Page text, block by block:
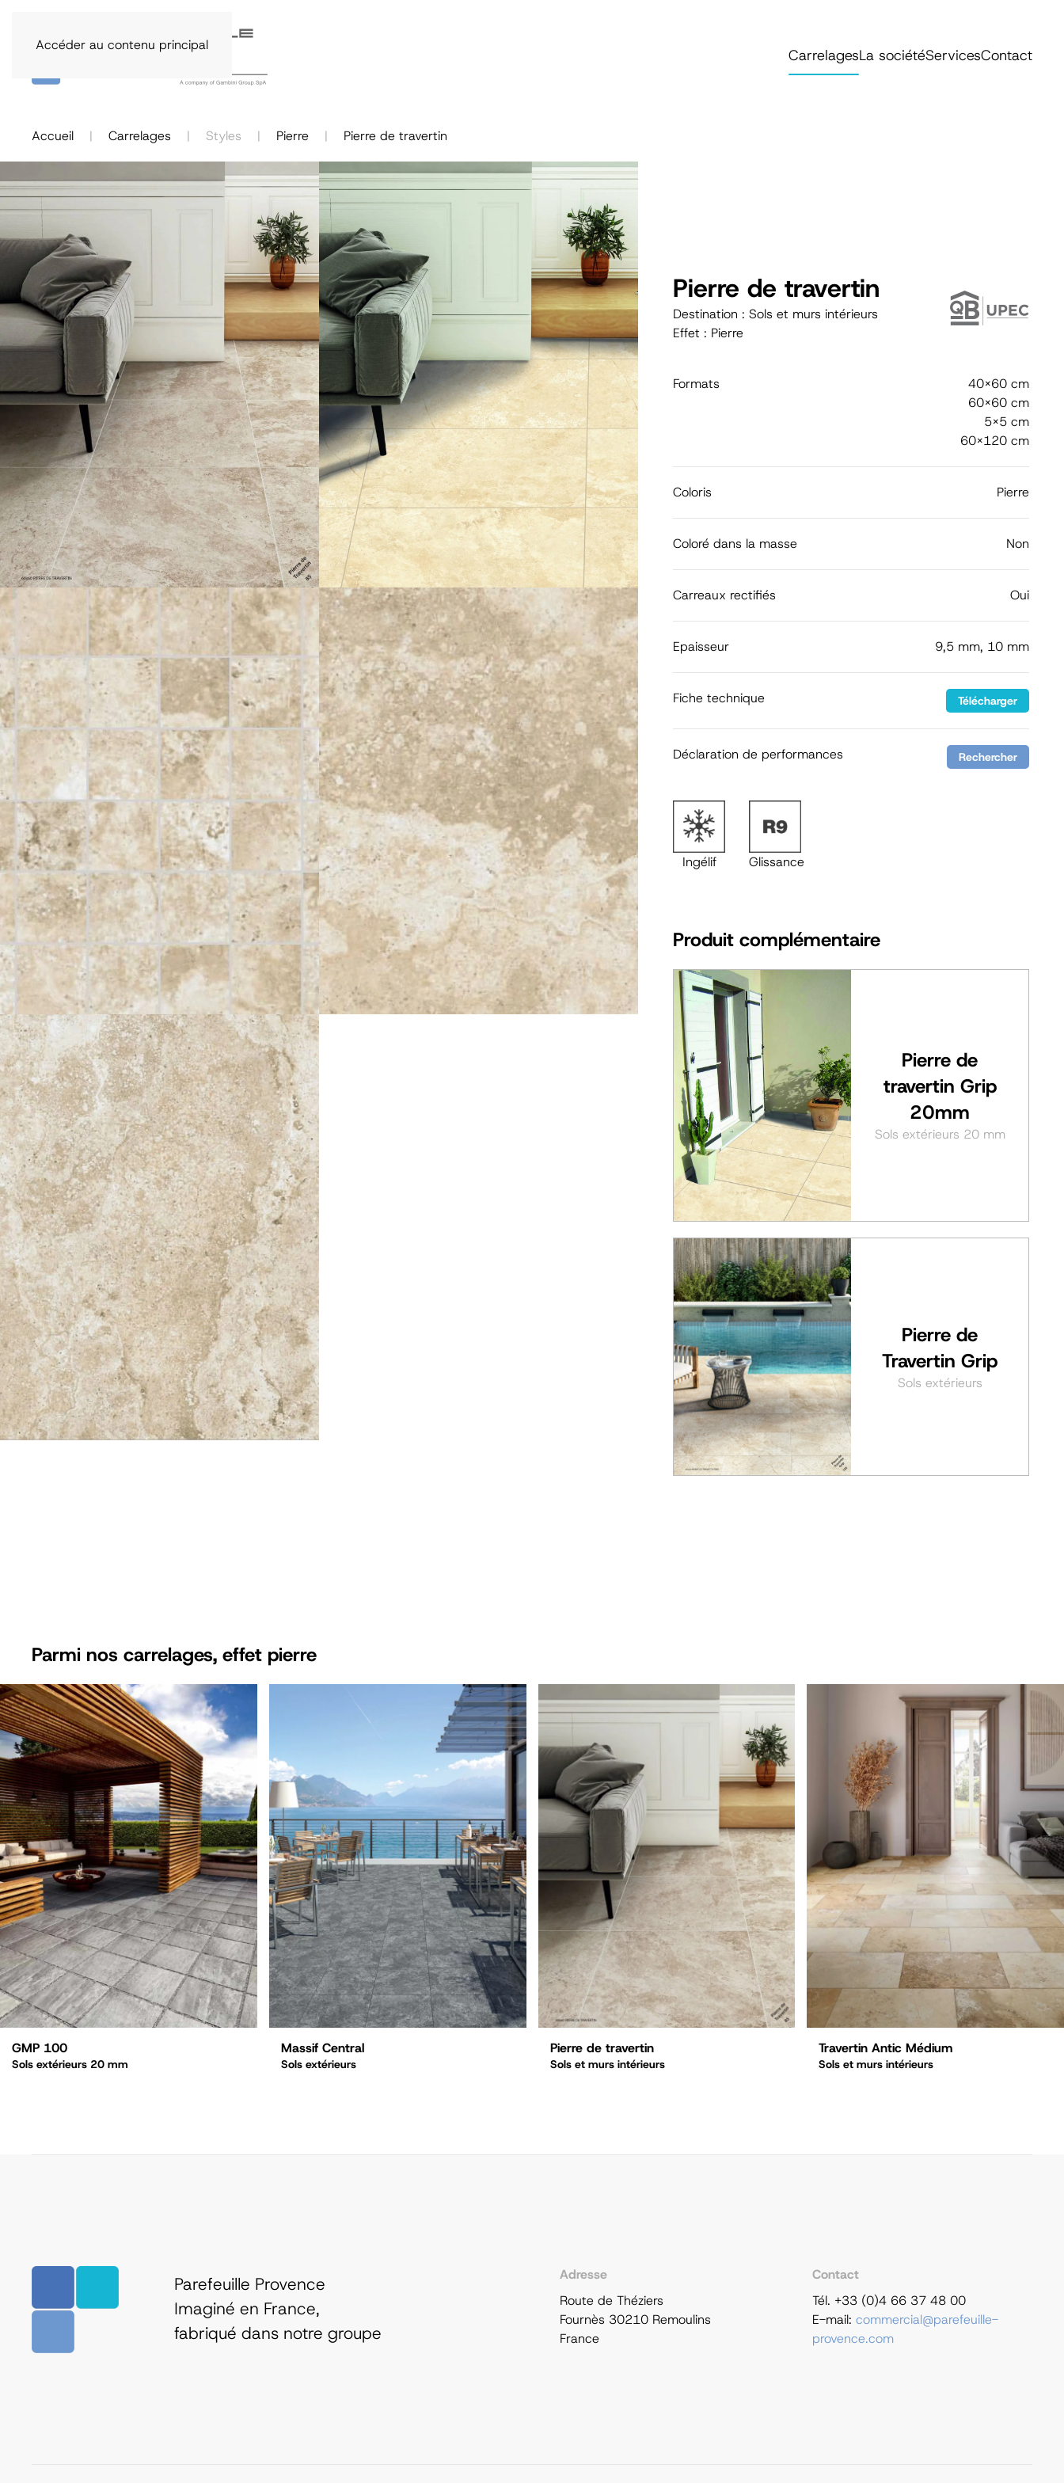
Accéder au contenu principal
CarrelagesLa sociétéServicesContact
Accueil Carrelages Styles Pierre Pierre de travertin
Pierre de travertin
Destination : Sols et murs intérieurs
Effet : Pierre
Formats
40x60 cm
60x60 cm
5x5 cm
60x120 cm
Coloris Pierre
Coloré dans la masse Non
Carreaux rectifiés Oui
Epaisseur 9,5 mm, 10 mm
Fiche technique Télécharger
Déclaration de performances Rechercher
Ingélif Glissance
Produit complémentaire
Pierre de
travertin Grip
20mm
Sols extérieurs 20 mm
Pierre de
Travertin Grip
Sols extérieurs
Parmi nos carrelages, effet pierre
GMP 100
Sols extérieurs 20 mm
Massif Central
Sols extérieurs
Pierre de travertin
Sols et murs intérieurs
Travertin Antic Médium
Sols et murs intérieurs
Parefeuille Provence
Imaginé en France,
fabriqué dans notre groupe
Adresse
Route de Théziers
Fournès 30210 Remoulins
France
Contact
Tél. +33 (0)4 66 37 48 00
E-mail: commercial@parefeuille-
provence.com